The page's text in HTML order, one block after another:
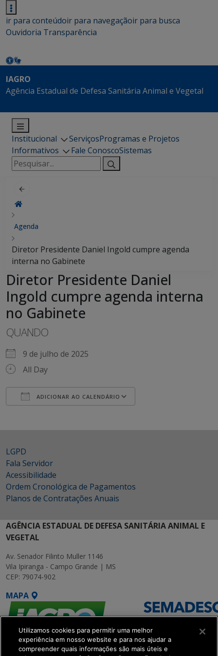
ir para conteúdoir para navegaçãoir para busca
Ouvidoria Transparência
IAGRO
Agência Estadual de Defesa Sanitária Animal e Vegetal
Institucional ServiçosProgramas e Projetos
Informativos
Fale ConoscoSistemas
Pesquisar
por:
Agenda
Diretor Presidente Daniel Ingold cumpre agenda
interna no Gabinete
Diretor Presidente Daniel
Ingold cumpre agenda interna
no Gabinete
QUANDO
9 de julho de 2025
All Day
ADICIONAR AO CALENDÁRIO
LGPD
Fala Servidor
Acessibilidade
Ordem Cronológica de Pagamentos
Planos de Contratações Anuais
AGÊNCIA ESTADUAL DE DEFESA SANITÁRIA ANIMAL E
VEGETAL
Av. Senador Filinto Muller 1146
Vila Ipiranga - Campo Grande | MS
CEP: 79074-902
MAPA
Utilizamos cookies para permitir uma melhor
experiência em nosso website e para nos ajudar a
compreender quais informações são mais úteis e